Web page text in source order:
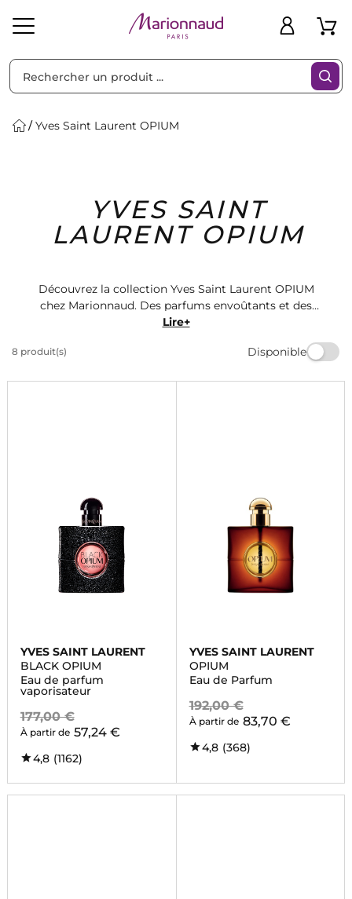
Homme Marques Idées
Cadeaux
Bons
Yves Saint Laurent OPIUM
YVES SAINT
LAURENT OPIUM
Découvrez la collection Yves Saint Laurent OPIUM
chez Marionnaud. Des parfums envoûtants et des
produits de beauté luxueux pour sublimer votre
parmi une sélection de produits de qualité. Offrez-vous
Lire+
8 produit(s) Disponible
Filtres
YVES SAINT LAURENT
BLACK OPIUM
Eau de parfum
vaporisateur
177,00 €
À partir de 57,24 €
4,8 (1162)
YVES SAINT LAURENT
OPIUM
Eau de Parfum
192,00 €
À partir de 83,70 €
4,8 (368)